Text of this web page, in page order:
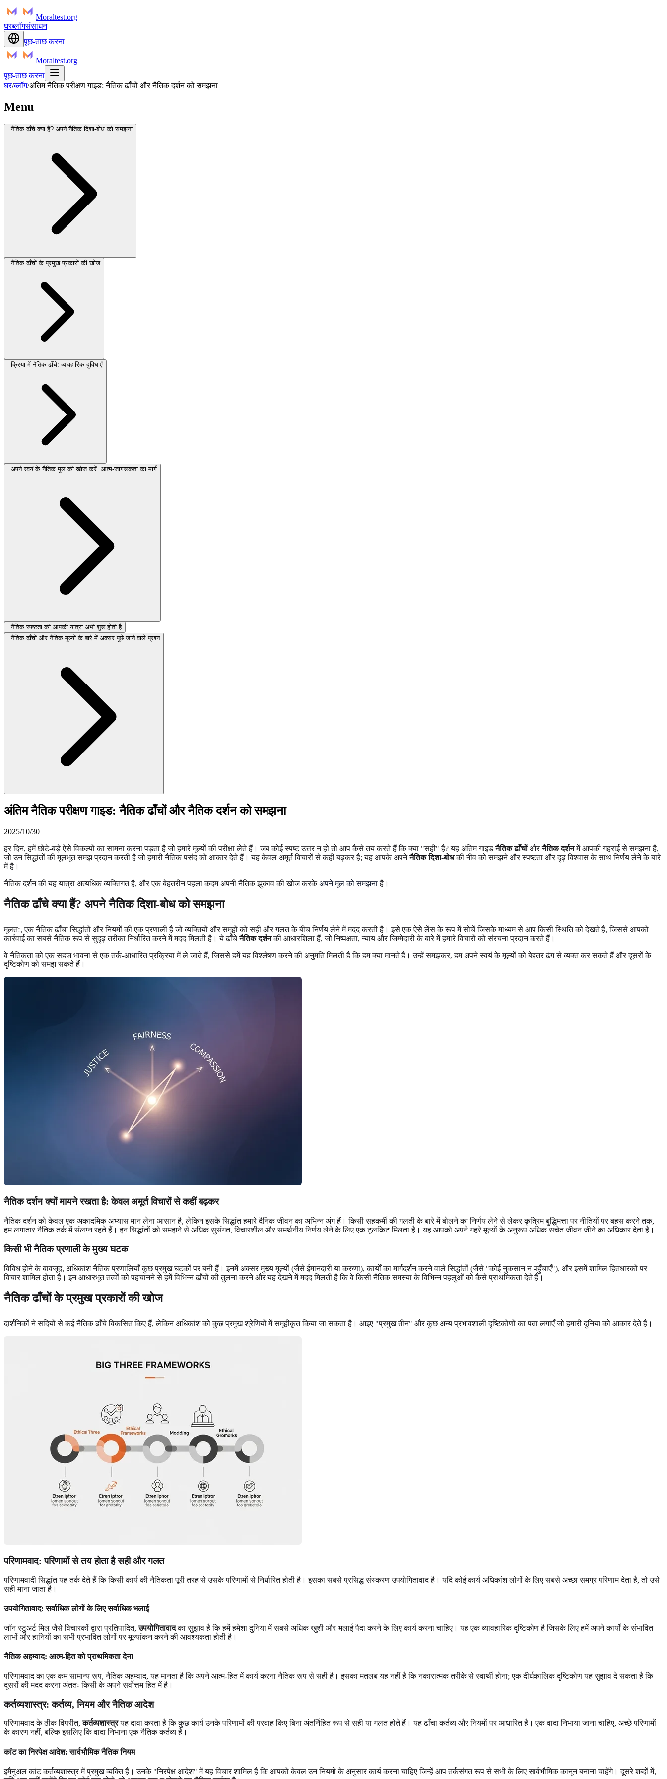
Moraltest.org
घरब्लॉगसंसाधन
पूछ-ताछ करना
Moraltest.org
पूछ-ताछ करना
घर/ब्लॉग/अंतिम नैतिक परीक्षण गाइड: नैतिक ढाँचों और नैतिक दर्शन को समझना
Menu
नैतिक ढाँचे क्या हैं? अपने नैतिक दिशा-बोध को समझना
नैतिक ढाँचों के प्रमुख प्रकारों की खोज
क्रिया में नैतिक ढाँचे: व्यावहारिक दुविधाएँ
अपने स्वयं के नैतिक मूल की खोज करें: आत्म-जागरूकता का मार्ग
नैतिक स्पष्टता की आपकी यात्रा अभी शुरू होती है
नैतिक ढाँचों और नैतिक मूल्यों के बारे में अक्सर पूछे जाने वाले प्रश्न
अंतिम नैतिक परीक्षण गाइड: नैतिक ढाँचों और नैतिक दर्शन को समझना
2025/10/30
हर दिन, हमें छोटे-बड़े ऐसे विकल्पों का सामना करना पड़ता है जो हमारे मूल्यों की परीक्षा लेते हैं। जब कोई स्पष्ट उत्तर न हो तो आप कैसे तय करते हैं कि क्या "सही" है? यह अंतिम गाइडनैतिक ढाँचोंऔरनैतिक दर्शनमें आपकी गहराई से समझना है,
जो उन सिद्धांतों की मूलभूत समझ प्रदान करती है जो हमारी नैतिक पसंद को आकार देते हैं। यह केवल अमूर्त विचारों से कहीं बढ़कर है; यह आपके अपनेनैतिक दिशा-बोधकी नींव को समझने और स्पष्टता और दृढ़ विश्वास के साथ निर्णय लेने के बारे
में है।
नैतिक दर्शन की यह यात्रा अत्यधिक व्यक्तिगत है, और एक बेहतरीन पहला कदम अपनी नैतिक झुकाव की खोज करकेअपने मूल को समझनाहै।
नैतिक ढाँचे क्या हैं? अपने नैतिक दिशा-बोध को समझना
मूलतः, एक नैतिक ढाँचा सिद्धांतों और नियमों की एक प्रणाली है जो व्यक्तियों और समूहों को सही और गलत के बीच निर्णय लेने में मदद करती है। इसे एक ऐसे लेंस के रूप में सोचें जिसके माध्यम से आप किसी स्थिति को देखते हैं, जिससे आपको
कार्रवाई का सबसे नैतिक रूप से सुदृढ़ तरीका निर्धारित करने में मदद मिलती है। ये ढाँचेनैतिक दर्शनकी आधारशिला हैं, जो निष्पक्षता, न्याय और जिम्मेदारी के बारे में हमारे विचारों को संरचना प्रदान करते हैं।
वे नैतिकता को एक सहज भावना से एक तर्क-आधारित प्रक्रिया में ले जाते हैं, जिससे हमें यह विश्लेषण करने की अनुमति मिलती है कि हम क्या मानते हैं। उन्हें समझकर, हम अपने स्वयं के मूल्यों को बेहतर ढंग से व्यक्त कर सकते हैं और दूसरों के
दृष्टिकोण को समझ सकते हैं।
नैतिक दर्शन क्यों मायने रखता है: केवल अमूर्त विचारों से कहीं बढ़कर
नैतिक दर्शन को केवल एक अकादमिक अभ्यास मान लेना आसान है, लेकिन इसके सिद्धांत हमारे दैनिक जीवन का अभिन्न अंग हैं। किसी सहकर्मी की गलती के बारे में बोलने का निर्णय लेने से लेकर कृत्रिम बुद्धिमत्ता पर नीतियों पर बहस करने तक,
हम लगातार नैतिक तर्क में संलग्न रहते हैं। इन सिद्धांतों को समझने से अधिक सुसंगत, विचारशील और समर्थनीय निर्णय लेने के लिए एक टूलकिट मिलता है। यह आपको अपने गहरे मूल्यों के अनुरूप अधिक सचेत जीवन जीने का अधिकार देता है।
किसी भी नैतिक प्रणाली के मुख्य घटक
विविध होने के बावजूद, अधिकांश नैतिक प्रणालियाँ कुछ प्रमुख घटकों पर बनी हैं। इनमें अक्सर मुख्य मूल्यों (जैसे ईमानदारी या करुणा), कार्यों का मार्गदर्शन करने वाले सिद्धांतों (जैसे "कोई नुकसान न पहुँचाएँ"), और इसमें शामिल हितधारकों पर
विचार शामिल होता है। इन आधारभूत तत्वों को पहचानने से हमें विभिन्न ढाँचों की तुलना करने और यह देखने में मदद मिलती है कि वे किसी नैतिक समस्या के विभिन्न पहलुओं को कैसे प्राथमिकता देते हैं।
नैतिक ढाँचों के प्रमुख प्रकारों की खोज
दार्शनिकों ने सदियों से कई नैतिक ढाँचे विकसित किए हैं, लेकिन अधिकांश को कुछ प्रमुख श्रेणियों में समूहीकृत किया जा सकता है। आइए "प्रमुख तीन" और कुछ अन्य प्रभावशाली दृष्टिकोणों का पता लगाएँ जो हमारी दुनिया को आकार देते हैं।
परिणामवाद: परिणामों से तय होता है सही और गलत
परिणामवादी सिद्धांत यह तर्क देते हैं कि किसी कार्य की नैतिकता पूरी तरह से उसके परिणामों से निर्धारित होती है। इसका सबसे प्रसिद्ध संस्करण उपयोगितावाद है। यदि कोई कार्य अधिकांश लोगों के लिए सबसे अच्छा समग्र परिणाम देता है, तो उसे
सही माना जाता है।
उपयोगितावाद: सर्वाधिक लोगों के लिए सर्वाधिक भलाई
जॉन स्टुअर्ट मिल जैसे विचारकों द्वारा प्रतिपादित,उपयोगितावादका सुझाव है कि हमें हमेशा दुनिया में सबसे अधिक खुशी और भलाई पैदा करने के लिए कार्य करना चाहिए। यह एक व्यावहारिक दृष्टिकोण है जिसके लिए हमें अपने कार्यों के संभावित
लाभों और हानियों का सभी प्रभावित लोगों पर मूल्यांकन करने की आवश्यकता होती है।
नैतिक अहम्वाद: आत्म-हित को प्राथमिकता देना
परिणामवाद का एक कम सामान्य रूप, नैतिक अहम्वाद, यह मानता है कि अपने आत्म-हित में कार्य करना नैतिक रूप से सही है। इसका मतलब यह नहीं है कि नकारात्मक तरीके से स्वार्थी होना; एक दीर्घकालिक दृष्टिकोण यह सुझाव दे सकता है कि
दूसरों की मदद करना अंततः किसी के अपने सर्वोत्तम हित में है।
कर्तव्यशास्त्र: कर्तव्य, नियम और नैतिक आदेश
परिणामवाद के ठीक विपरीत,कर्तव्यशास्त्रयह दावा करता है कि कुछ कार्य उनके परिणामों की परवाह किए बिना अंतर्निहित रूप से सही या गलत होते हैं। यह ढाँचा कर्तव्य और नियमों पर आधारित है। एक वादा निभाया जाना चाहिए, अच्छे परिणामों
के कारण नहीं, बल्कि इसलिए कि वादा निभाना एक नैतिक कर्तव्य है।
कांट का निरपेक्ष आदेश: सार्वभौमिक नैतिक नियम
इमैनुअल कांट कर्तव्यशास्त्र में प्रमुख व्यक्ति हैं। उनके "निरपेक्ष आदेश" में यह विचार शामिल है कि आपको केवल उन नियमों के अनुसार कार्य करना चाहिए जिन्हें आप तर्कसंगत रूप से सभी के लिए सार्वभौमिक कानून बनाना चाहेंगे। दूसरे शब्दों में,